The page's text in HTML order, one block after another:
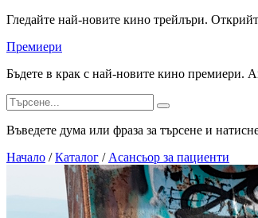
Гледайте най-новите кино трейлъри.
Премиери
Бъдете в крак с най-новите кино премиери.
Въведете дума или фраза за търсене и
Начало / Каталог / Асансьор за пациенти